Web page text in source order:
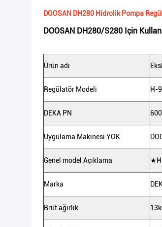
DOOSAN DH280 Hidrolik Pompa
DOOSAN DH280/S280 Için
Ürün adı
Regülatör Modeli H-
DEKA PN
Uygulama Makinesi YOK
Genel model Açıklama
Marka
Brüt ağırlık